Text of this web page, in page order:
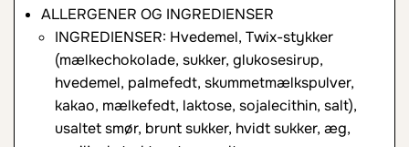
ALLERGENER OG INGREDIENSER
INGREDIENSER: Hvedemel, Twix-stykker
(mælkechokolade, sukker, glukosesirup,
hvedemel, palmefedt, skummetmælkspulver,
kakao, mælkefedt, laktose, sojalecithin, salt),
usaltet smør, brunt sukker, hvidt sukker, æg,